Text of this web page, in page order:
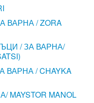
ВАРНА / ZORA
/ ЗА ВАРНА/
/ CHAYKA
MANOL